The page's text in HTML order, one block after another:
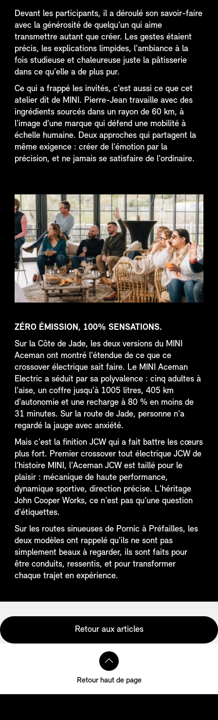
Devant les participants, il a déroulé son savoir-faire
avec la générosité de quelqu'un qui aime
transmettre autant que créer. Les gestes étaient
précis, les explications limpides, l'ambiance à la
fois studieuse et chaleureuse juste la pâtisserie
dans ce qu'elle a de plus pur.
Ce qui a frappé les invités, c'est aussi ce que cet
atelier dit de MINI. Pierre-Jean travaille avec des
ingrédients sourcés dans un rayon de 60 km, à
l'image d'une marque qui défend une mobilité à
échelle humaine. Deux approches qui partagent la
même exigence : créer de l'émotion par la
précision, et ne jamais se satisfaire de l'ordinaire.
ZÉRO ÉMISSION, 100% SENSATIONS.
Sur la Côte de Jade, les deux versions du MINI
Aceman ont montré l'étendue de ce que ce
crossover électrique sait faire. Le MINI Aceman
Electric a séduit par sa polyvalence : cinq adultes à
l'aise, un coffre jusqu'à 1005 litres, 405 km
d'autonomie et une recharge à 80 % en moins de
31 minutes. Sur la route de Jade, personne n'a
regardé la jauge avec anxiété.
Mais c'est la finition JCW qui a fait battre les cœurs
plus fort. Premier crossover tout électrique JCW de
l'histoire MINI, l'Aceman JCW est taillé pour le
plaisir : mécanique de haute performance,
dynamique sportive, direction précise. L'héritage
John Cooper Works, ce n'est pas qu'une question
d'étiquettes.
Sur les routes sinueuses de Pornic à Préfailles, les
deux modèles ont rappelé qu'ils ne sont pas
simplement beaux à regarder, ils sont faits pour
être conduits, ressentis, et pour transformer
chaque trajet en expérience.
Retour aux articles
Retour haut de page